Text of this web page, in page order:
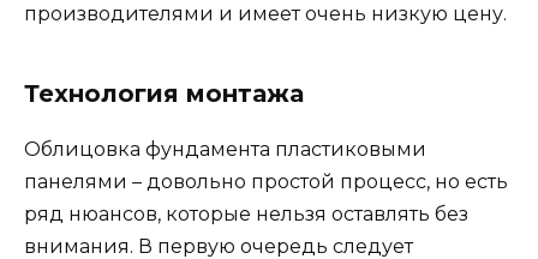
производителями и имеет очень низкую цену.
Технология монтажа
Облицовка фундамента пластиковыми
панелями – довольно простой процесс, но есть
ряд нюансов, которые нельзя оставлять без
внимания. В первую очередь следует